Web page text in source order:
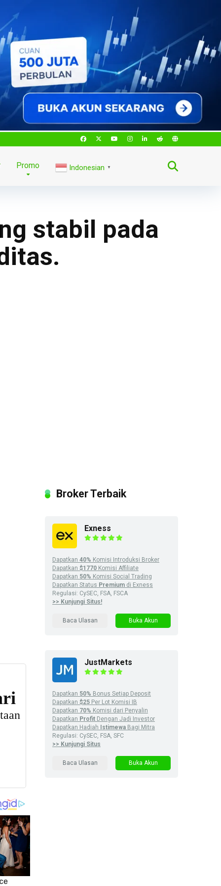
Promo Indonesian ▼
stabil pada
Broker Terbaik
Exness
Dapatkan 40% Komisi Introduksi Broker
Dapatkan $1770 Komisi Affiliate
Dapatkan 50% Komisi Social Trading
Dapatkan Status Premium di Exness
Regulasi: CySEC, FSA, FSCA
>> Kunjungi Situs!
Baca Ulasan Buka Akun
JustMarkets
Dapatkan 50% Bonus Setiap Deposit
Dapatkan $25 Per Lot Komisi IB
Dapatkan 70% Komisi dari Penyalin
Dapatkan Profit Dengan Jadi Investor
Dapatkan Hadiah Istimewa Bagi Mitra
Regulasi: CySEC, FSA, SFC
>> Kunjungi Situs
Baca Ulasan Buka Akun